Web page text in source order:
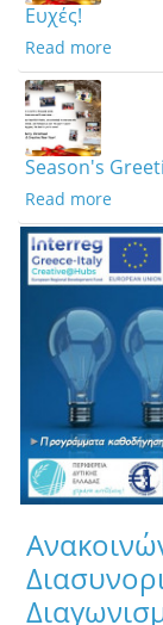
Ευχές!
Read more
Season's
Read more